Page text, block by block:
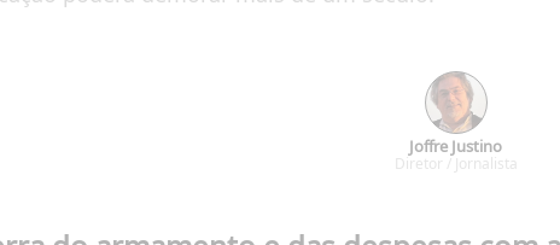
Joffre Justino
Diretor / Jornalista